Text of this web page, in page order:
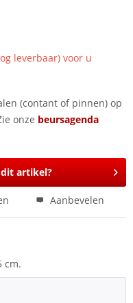
leverbaar) voor u
(contant of pinnen) op
onze beursagenda
dit artikel?
Aanbevelen
cm.